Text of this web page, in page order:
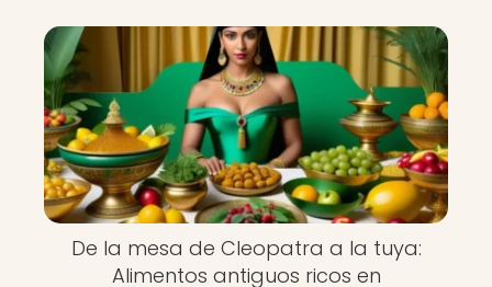
De la mesa de Cleopatra a la tuya:
Alimentos antiguos ricos en